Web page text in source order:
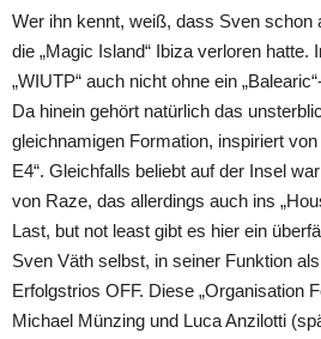
Wer ihn kennt, weiß, dass Sven schon
die „Magic Island“ Ibiza verloren hatte.
„WIUTP“ auch nicht ohne ein
Da hinein gehört natürlich das
gleichnamigen Formation, inspiriert
E4“. Gleichfalls beliebt auf der Insel
von Raze, das allerdings auch ins
Last, but not least gibt es hier ein
Sven Väth selbst, in seiner Funktion
Erfolgstrios OFF. Diese „Organisation
Michael Münzing und Luca Anzilotti